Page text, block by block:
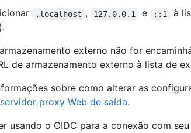
.localhost , 127.0.0.1 e ::1 à
externo não for
de armazenamento externo à lista de
sobre como alterar as
proxy Web de saída.
usando o OIDC para a conexão com